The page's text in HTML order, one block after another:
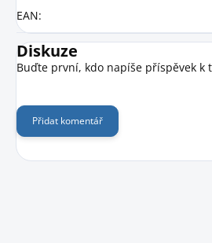
EAN:
Diskuze
Buďte první, kdo napíše příspěvek k
Přidat komentář